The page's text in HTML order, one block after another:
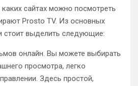
сайтах можно посмотреть
Prosto TV. Из основных
стоит выделить следующие:
онлайн. Вы можете выбирать
просмотра, легко
Здесь простой,